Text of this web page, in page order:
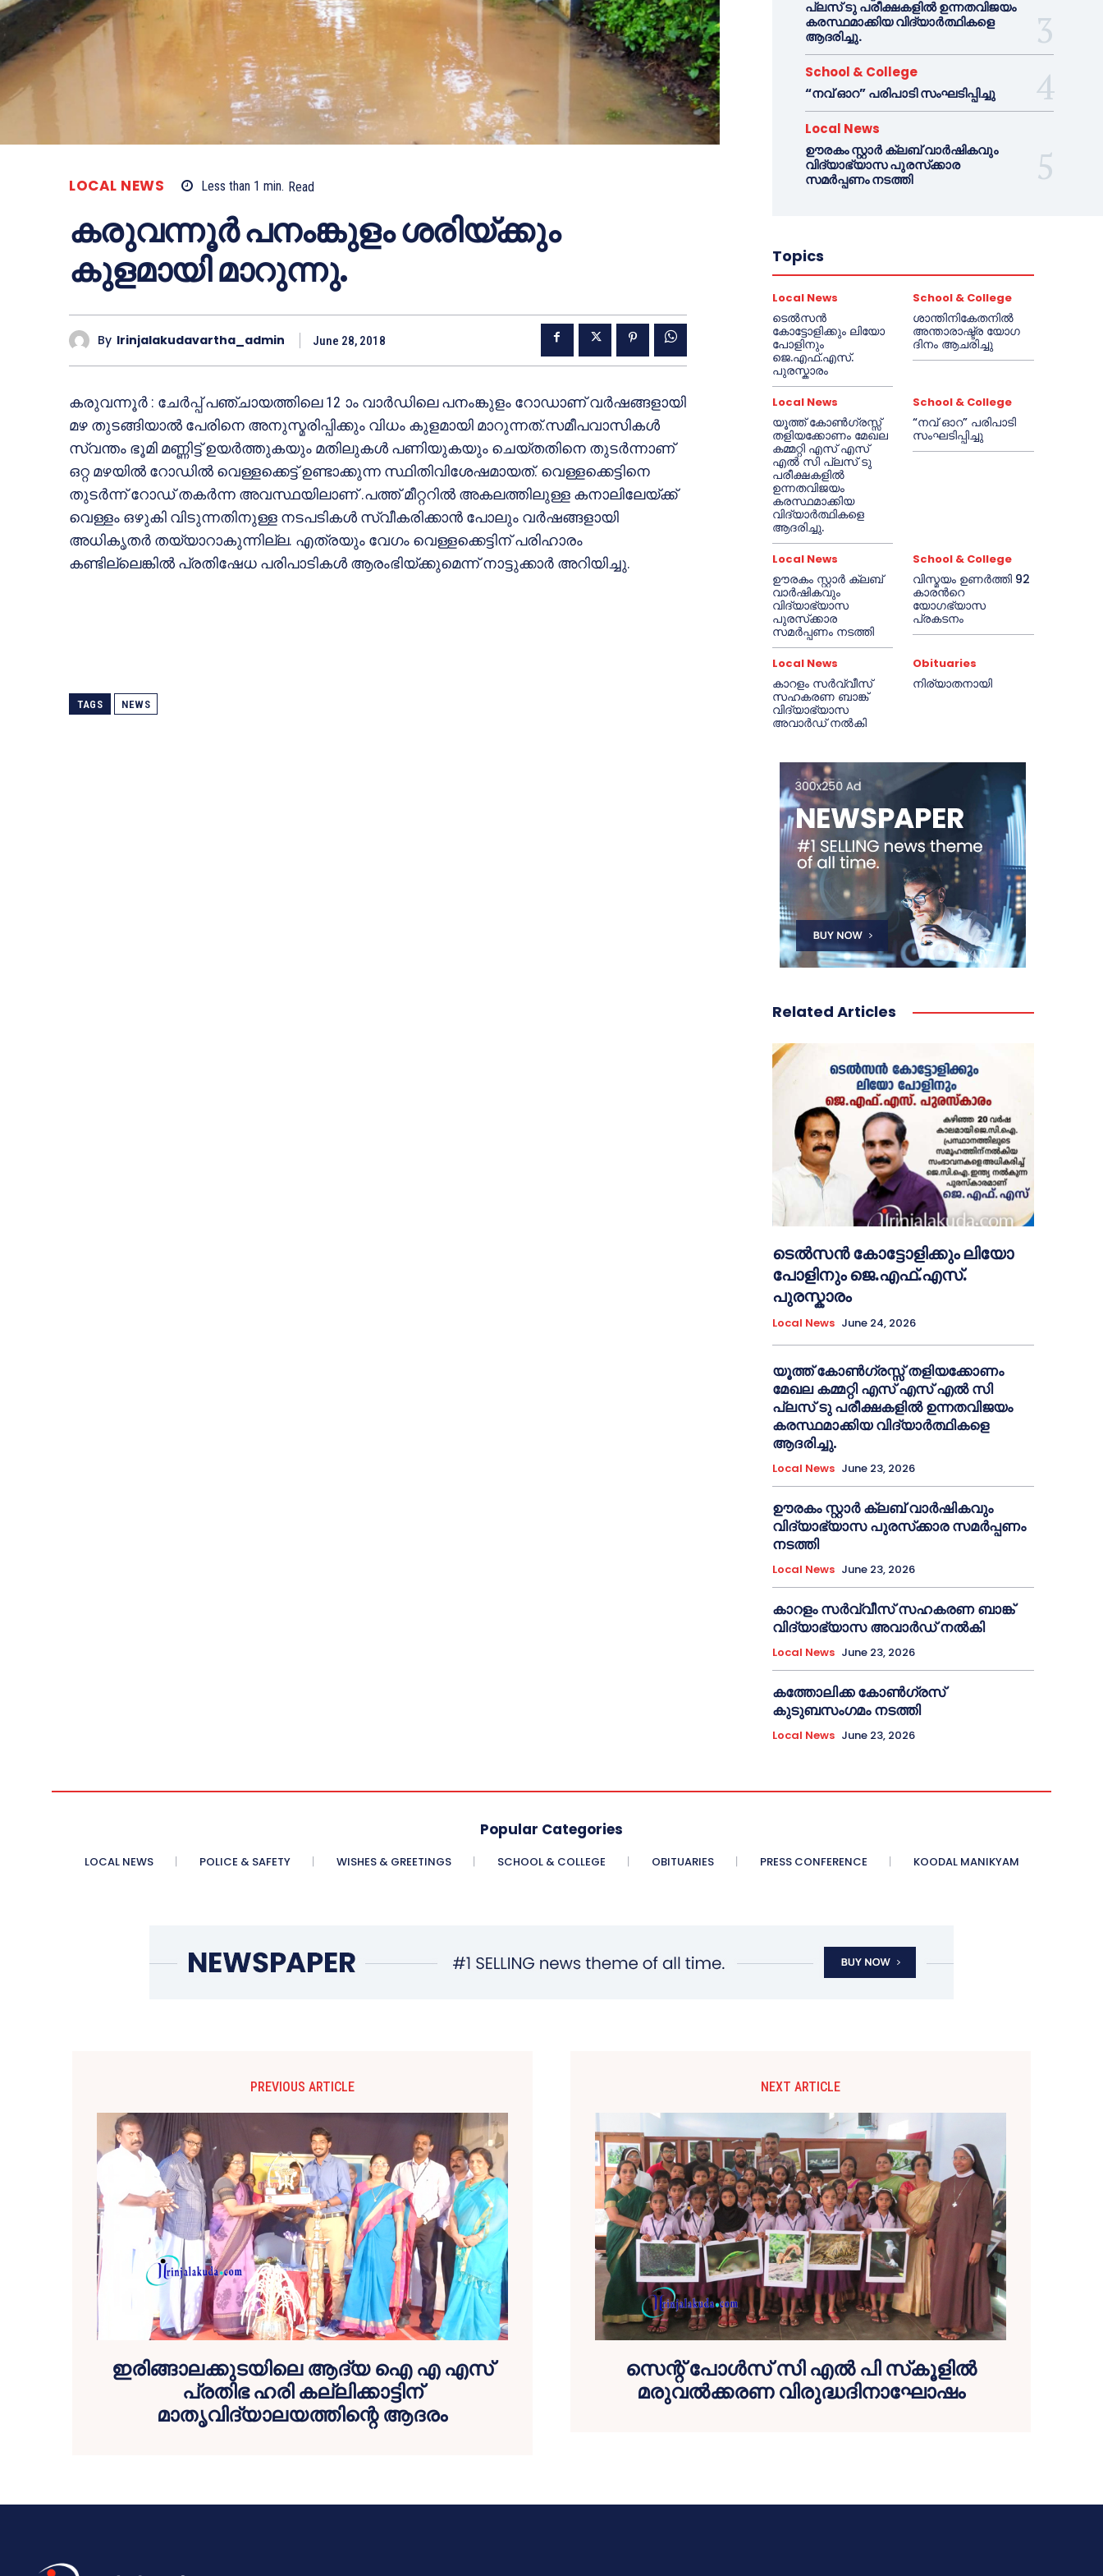
LOCAL NEWS Less than 1 min. Read
കരുവന്നൂര്‍ പനംങ്കുളം ശരിയ്ക്കും
കുളമായി മാറുന്നു.
By Irinjalakudavartha_admin June 28, 2018
കരുവന്നൂര്‍ : ചേര്‍പ്പ് പഞ്ചായത്തിലെ 12 ാം വാര്‍ഡിലെ പനംങ്കുളം റോഡാണ് വര്‍ഷങ്ങളായി
മഴ തുടങ്ങിയാല്‍ പേരിനെ അനുസ്മരിപ്പിക്കും വിധം കുളമായി മാറുന്നത്.സമീപവാസികള്‍
സ്വന്തം ഭൂമി മണ്ണിട്ട് ഉയര്‍ത്തുകയും മതിലുകള്‍ പണിയുകയും ചെയ്തതിനെ തുടര്‍ന്നാണ്
ഒറ്റ മഴയില്‍ റോഡില്‍ വെള്ളക്കെട്ട് ഉണ്ടാക്കുന്ന സ്ഥിതിവിശേഷമായത്. വെള്ളക്കെട്ടിനെ
തുടര്‍ന്ന് റോഡ് തകര്‍ന്ന അവസ്ഥയിലാണ് .പത്ത് മീറ്ററില്‍ അകലത്തിലുള്ള കനാലിലേയ്ക്ക്
വെള്ളം ഒഴുകി വിടുന്നതിനുള്ള നടപടികള്‍ സ്വീകരിക്കാന്‍ പോലും വര്‍ഷങ്ങളായി
അധികൃതര്‍ തയ്യാറാകുന്നില്ല. എത്രയും വേഗം വെള്ളക്കെട്ടിന് പരിഹാരം
കണ്ടില്ലെങ്കില്‍ പ്രതിഷേധ പരിപാടികള്‍ ആരംഭിയ്ക്കുമെന്ന് നാട്ടുക്കാര്‍ അറിയിച്ചു.
TAGS NEWS
പ്ലസ് ടു പരീക്ഷകളിൽ ഉന്നതവിജയം
കരസ്ഥമാക്കിയ വിദ്യാർത്ഥികളെ
ആദരിച്ചു.
School & College
“നവ് ഓറ” പരിപാടി സംഘടിപ്പിച്ചു
Local News
ഊരകം സ്റ്റാർ ക്ലബ് വാർഷികവും
വിദ്യാഭ്യാസ പുരസ്‌ക്കാര
സമർപ്പണം നടത്തി
Topics
Local News
ടെൽസൻ
കോട്ടോളിക്കും ലിയോ
പോളിനും
ജെ.എഫ്.എസ്.
പുരസ്കാരം
School & College
ശാന്തിനികേതനിൽ
അന്താരാഷ്ട്ര യോഗ
ദിനം ആചരിച്ചു
Local News
യൂത്ത് കോൺഗ്രസ്സ്
തളിയക്കോണം മേഖല
കമ്മറ്റി എസ് എസ്
എൽ സി പ്ലസ് ടു
പരീക്ഷകളിൽ
ഉന്നതവിജയം
കരസ്ഥമാക്കിയ
വിദ്യാർത്ഥികളെ
ആദരിച്ചു.
School & College
“നവ് ഓറ” പരിപാടി
സംഘടിപ്പിച്ചു
Local News
ഊരകം സ്റ്റാർ ക്ലബ്
വാർഷികവും
വിദ്യാഭ്യാസ
പുരസ്‌ക്കാര
സമർപ്പണം നടത്തി
School & College
വിസ്മയം ഉണർത്തി 92
കാരൻറെ
യോഗഭ്യാസ
പ്രകടനം
Local News
കാറളം സർവ്വീസ്
സഹകരണ ബാങ്ക്
വിദ്യാഭ്യാസ
അവാർഡ് നൽകി
Obituaries
നിര്യാതനായി
Related Articles
ടെൽസൻ കോട്ടോളിക്കും ലിയോ
പോളിനും ജെ.എഫ്.എസ്.
പുരസ്കാരം
Local News June 24, 2026
യൂത്ത് കോൺഗ്രസ്സ് തളിയക്കോണം
മേഖല കമ്മറ്റി എസ് എസ് എൽ സി
പ്ലസ് ടു പരീക്ഷകളിൽ ഉന്നതവിജയം
കരസ്ഥമാക്കിയ വിദ്യാർത്ഥികളെ
ആദരിച്ചു.
Local News June 23, 2026
ഊരകം സ്റ്റാർ ക്ലബ് വാർഷികവും
വിദ്യാഭ്യാസ പുരസ്‌ക്കാര സമർപ്പണം
നടത്തി
Local News June 23, 2026
കാറളം സർവ്വീസ് സഹകരണ ബാങ്ക്
വിദ്യാഭ്യാസ അവാർഡ് നൽകി
Local News June 23, 2026
കത്തോലിക്ക കോൺഗ്രസ്
കുടുബസംഗമം നടത്തി
Local News June 23, 2026
Popular Categories
LOCAL NEWS POLICE & SAFETY WISHES & GREETINGS SCHOOL & COLLEGE OBITUARIES PRESS CONFERENCE KOODAL MANIKYAM
PREVIOUS ARTICLE
ഇരിങ്ങാലക്കുടയിലെ ആദ്യ ഐ എ എസ്
പ്രതിഭ ഹരി കല്ലിക്കാട്ടിന്
മാതൃവിദ്യാലയത്തിന്റെ ആദരം
NEXT ARTICLE
സെന്റ് പോള്‍സ് സി എല്‍ പി സ്‌കൂളില്‍
മരുവല്‍ക്കരണ വിരുദ്ധദിനാഘോഷം